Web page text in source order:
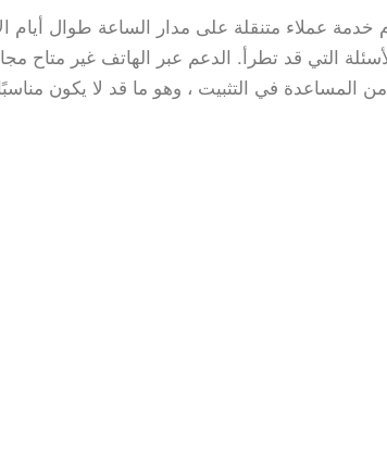
خدمة عملاء متنقلة على مدار الساعة طوال